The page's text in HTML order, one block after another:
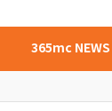
365mc NEWS